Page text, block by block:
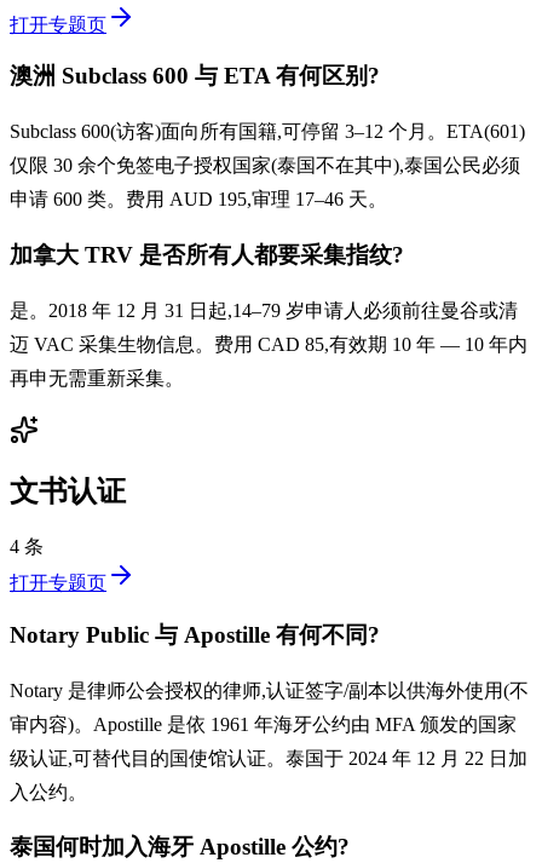
打开专题页
澳洲 Subclass 600 与 ETA 有何区别?
Subclass 600(访客)面向所有国籍,可停留 3–12 个月。ETA(601)
仅限 30 余个免签电子授权国家(泰国不在其中),泰国公民必须
申请 600 类。费用 AUD 195,审理 17–46 天。
加拿大 TRV 是否所有人都要采集指纹?
是。2018 年 12 月 31 日起,14–79 岁申请人必须前往曼谷或清
迈 VAC 采集生物信息。费用 CAD 85,有效期 10 年 — 10 年内
再申无需重新采集。
文书认证
4 条
打开专题页
Notary Public 与 Apostille 有何不同?
Notary 是律师公会授权的律师,认证签字/副本以供海外使用(不
审内容)。Apostille 是依 1961 年海牙公约由 MFA 颁发的国家
级认证,可替代目的国使馆认证。泰国于 2024 年 12 月 22 日加
入公约。
泰国何时加入海牙 Apostille 公约?